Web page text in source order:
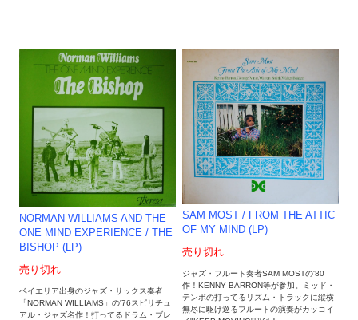
NORMAN WILLIAMS AND THE
ONE MIND EXPERIENCE / THE
BISHOP (LP)
売り切れ
ベイエリア出身のジャズ・サックス奏者
「NORMAN WILLIAMS」の'76スピリチュ
アル・ジャズ名作！打ってるドラム・ブレ
SAM MOST / FROM THE ATTIC
OF MY MIND (LP)
売り切れ
ジャズ・フルート奏者SAM MOSTの'80
作！KENNY BARRON等が参加。ミッド・
テンポの打ってるリズム・トラックに縦横
無尽に駆け巡るフルートの演奏がカッコイ